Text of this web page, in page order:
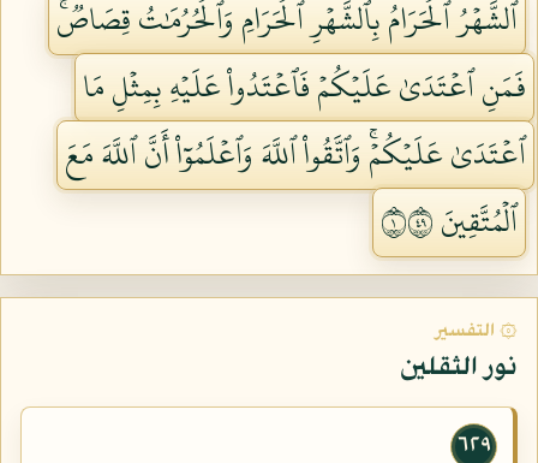
ٱلشَّهۡرُ ٱلۡحَرَامُ بِٱلشَّهۡرِ ٱلۡحَرَامِ وَٱلۡحُرُمَٰتُ قِصَاصٞۚ
فَمَنِ ٱعۡتَدَىٰ عَلَيۡكُمۡ فَٱعۡتَدُواْ عَلَيۡهِ بِمِثۡلِ مَا
ٱعۡتَدَىٰ عَلَيۡكُمۡۚ وَٱتَّقُواْ ٱللَّهَ وَٱعۡلَمُوٓاْ أَنَّ ٱللَّهَ مَعَ
ٱلۡمُتَّقِينَ ١٩٤
۞ التفسير
نور الثقلين
٦٢٩